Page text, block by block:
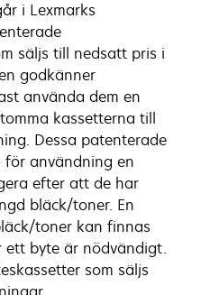
i Lexmarks
säljs till nedsatt pris i
godkänner
använda dem en
kassetterna till
Dessa patenterade
för användning en
efter att de har
bläck/toner. En
toner kan finnas
ett byte är nödvändigt.
som säljs